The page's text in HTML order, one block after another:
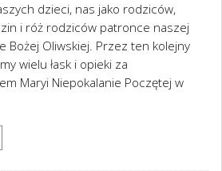
dzieci, nas jako rodziców,
i róż rodziców patronce naszej
Bożej Oliwskiej. Przez ten kolejny
wielu łask i opieki za
Maryi Niepokalanie Poczętej w